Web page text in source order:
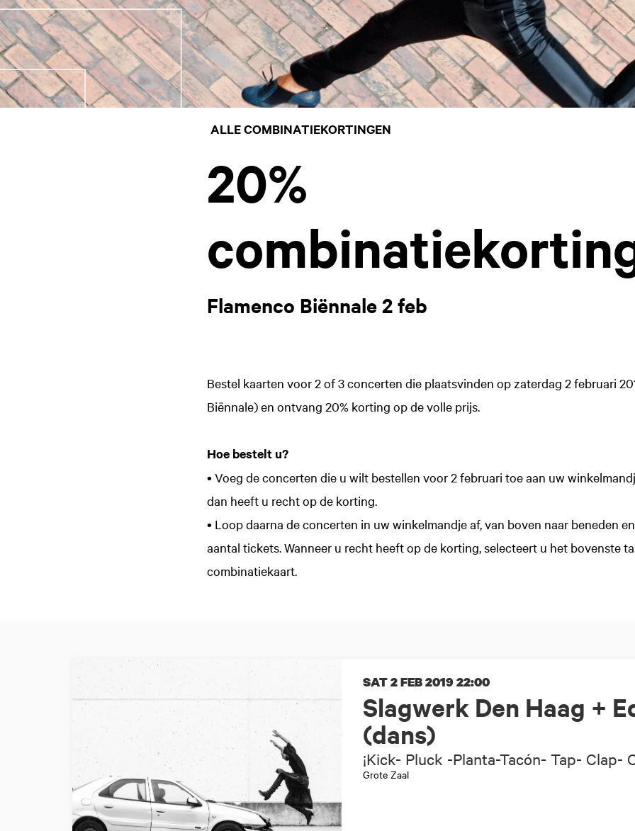
ALLE COMBINATIEKORTINGEN
20%
Flamenco Biënnale 2 feb
Bestel kaarten voor 2 of 3 concerten die plaatsvinden op zaterdag 2 februari
Biënnale) en ontvang 20% korting op de volle prijs.
Hoe bestelt u?
• Voeg de concerten die u wilt bestellen voor 2 februari toe aan uw
dan heeft u recht op de korting.
• Loop daarna de concerten in uw winkelmandje af, van boven naar beneden
aantal tickets. Wanneer u recht heeft op de korting, selecteert u het bovenste
combinatiekaart.
Slagwerk Den Haag +
(dans)
¡Kick- Pluck -Planta-Tacón- Tap- Clap-
SAT 2 FEB 201922:00
Grote Zaal